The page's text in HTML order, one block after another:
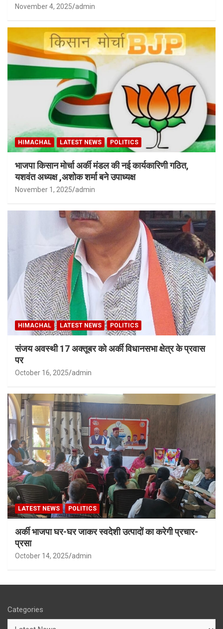
November 4, 2025 admin
HIMACHAL LATEST NEWS POLITICS
भाजपा किसान मोर्चा अर्की मंडल की नई कार्यकारिणी गठित,
यशवंत अध्यक्ष ,अशोक शर्मा बने उपाध्यक्ष
November 1, 2025 admin
HIMACHAL LATEST NEWS POLITICS
संजय अवस्थी 17 अक्तूबर को अर्की विधानसभा क्षेत्र के प्रवास
पर
October 16, 2025 admin
LATEST NEWS POLITICS
अर्की भाजपा घर-घर जाकर स्वदेशी उत्पादों का करेगी प्रचार-
प्रसा
October 14, 2025 admin
Categories